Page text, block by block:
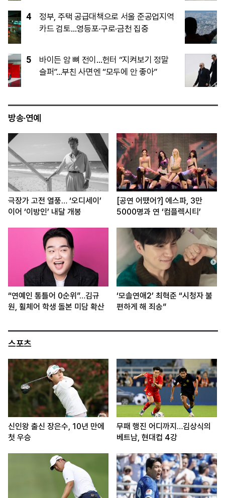
4
정부, 주택 공급대책으로 서울 준공업지역
카드 검토…영등포·구로·금천 집중
5
바이든 암 뼈 전이…헌터 “지켜보기 정말
슬퍼”...부친 사면엔 “모두에 안 좋아”
방송·연예
극장가 고전 열풍… ‘오디세이’
이어 ‘이방인’ 내달 개봉
[공연 어땠어?] 에스파, 3만
5000명과 연 ‘컴플렉시티’
“연예인 통틀어 0순위”…김규
원, 휠체어 학생 돌본 미담 확산
‘모솔연애2’ 최혁준 “시청자 불
편하게 해 죄송”
스포츠
신인왕 출신 장은수, 10년 만에
첫 우승
무패 행진 어디까지…김상식의
베트남, 현대컵 4강